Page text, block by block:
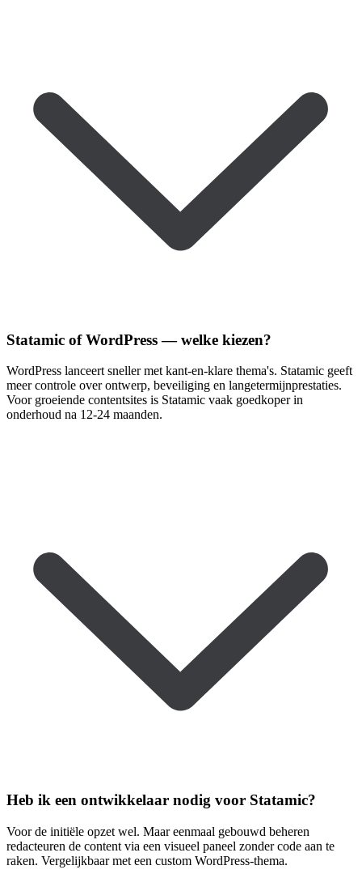
Statamic of WordPress — welke kiezen?
WordPress lanceert sneller met kant-en-klare thema's. Statamic geeft
meer controle over ontwerp, beveiliging en langetermijnprestaties.
Voor groeiende contentsites is Statamic vaak goedkoper in
onderhoud na 12-24 maanden.
Heb ik een ontwikkelaar nodig voor Statamic?
Voor de initiële opzet wel. Maar eenmaal gebouwd beheren
redacteuren de content via een visueel paneel zonder code aan te
raken. Vergelijkbaar met een custom WordPress-thema.